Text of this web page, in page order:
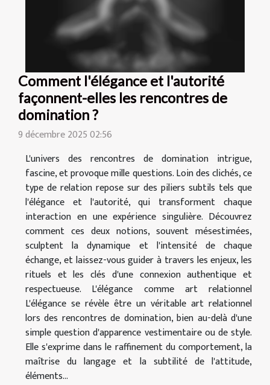
Comment l'élégance et l'autorité
façonnent-elles les rencontres de
domination ?
9 décembre 2025 02:56
L'univers des rencontres de domination intrigue,
fascine, et provoque mille questions. Loin des clichés, ce
type de relation repose sur des piliers subtils tels que
l'élégance et l'autorité, qui transforment chaque
interaction en une expérience singulière. Découvrez
comment ces deux notions, souvent mésestimées,
sculptent la dynamique et l'intensité de chaque
échange, et laissez-vous guider à travers les enjeux, les
rituels et les clés d'une connexion authentique et
respectueuse. L'élégance comme art relationnel
L'élégance se révèle être un véritable art relationnel
lors des rencontres de domination, bien au-delà d'une
simple question d'apparence vestimentaire ou de style.
Elle s'exprime dans le raffinement du comportement, la
maîtrise du langage et la subtilité de l'attitude,
éléments...